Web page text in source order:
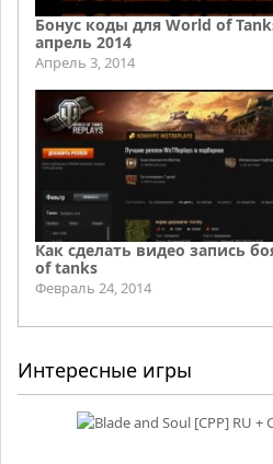
Бонус коды для World of
апрель 2014
Апрель 3, 2014
Как сделать видео запись
of tanks
Февраль 24, 2014
Интересные игры